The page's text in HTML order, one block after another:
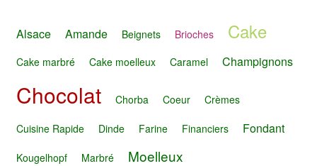
Alsace Amande Beignets Brioches Cake
Cake marbré Cake moelleux Caramel Champignons
Chocolat Chorba Coeur Crèmes
Cuisine Rapide Dinde Farine Financiers Fondant
Kougelhopf Marbré Moelleux